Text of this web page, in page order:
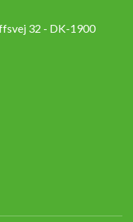
32 - DK-1900